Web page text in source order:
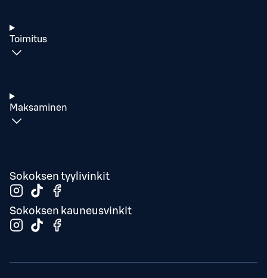
Toimitus
Maksaminen
Sokoksen tyylivinkit
Sokoksen kauneusvinkit